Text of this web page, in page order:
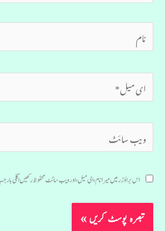
میل*
سائٹ
اس براؤزر میں میرا نام، ای میل، اور ویب سائٹ محفوظ رکھیں اگلی